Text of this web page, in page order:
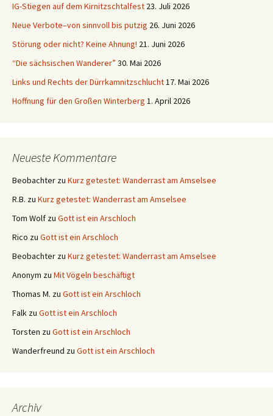
IG-Stiegen auf dem Kirnitzschtalfest 23. Juli 2026
Neue Verbote–von sinnvoll bis putzig 26. Juni 2026
Störung oder nicht? Keine Ahnung! 21. Juni 2026
“Die sächsischen Wanderer” 30. Mai 2026
Links und Rechts der Dürrkamnitzschlucht17. Mai 2026
Hoffnung für den Großen Winterberg 1. April 2026
Neueste Kommentare
Beobachter zu Kurz getestet: Wanderrast am Amselsee
R.B. zu Kurz getestet: Wanderrast am Amselsee
Tom Wolf zu Gott ist ein Arschloch
Rico zu Gott ist ein Arschloch
Beobachter zu Kurz getestet: Wanderrast am Amselsee
Anonym zu Mit Vögeln beschäftigt
Thomas M. zu Gott ist ein Arschloch
Falk zu Gott ist ein Arschloch
Torsten zu Gott ist ein Arschloch
Wanderfreund zu Gott ist ein Arschloch
Archiv